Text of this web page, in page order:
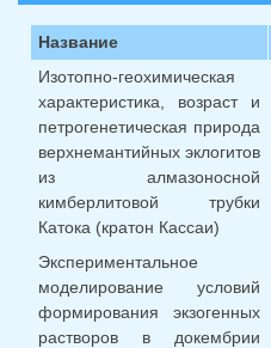
Название
Изотопно-геохимическая
характеристика, возраст и
петрогенетическая природа
верхнемантийных эклогитов
из алмазоносной
кимберлитовой трубки
Катока (кратон Кассаи)
Экспериментальное
моделирование условий
формирования экзогенных
растворов в докембрии